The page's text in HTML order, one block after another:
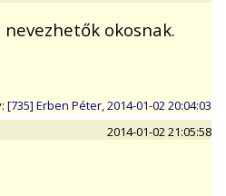
okosnak.
[735] Erben Péter, 2014-01-02 20:04:03
2014-01-02 21:05:58